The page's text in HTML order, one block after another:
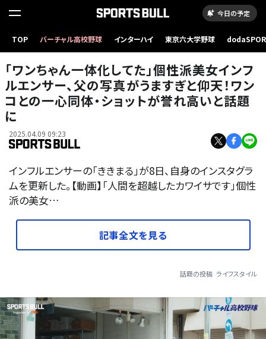
今日の予定
TOP バーチャル高校野球 インターハイ 東京六大学野球
「ワンちゃん一体化してた」個性派美女インフ
ルエンサー、父の写真がうますぎと仰天！ワン
コとの一心同体・ショットが誉れ高いと話題
に
2025.04.09 09:23
インフルエンサーの「ききまる」が8日、自身のインスタグラ
ムを更新した。【動画】「人間を超越したカワイサです」個性
派の美女…
記事全文を見る
話題の投稿 ライフスタイル